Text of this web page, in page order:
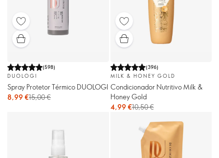
(598)
DUOLOGI
Spray Protetor Térmico DUOLOGI
8,99 €15,00 €
(396)
MILK & HONEY GOLD
Condicionador Nutritivo Milk &
Honey Gold
4,99 €10,50 €